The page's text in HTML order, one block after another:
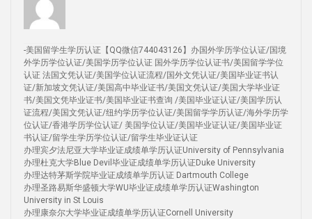
-美国留学生学历认证【QQ微信744043126】办国外学历学位认证/国境
外学历学位认证/美国学历学位认证 国外学历学位认证书/美国留学学位
认证 法国文凭认证/美国学位认证流程/国外文凭认证/美国毕业证书认
证/新加坡文凭认证/美国高中毕业证书/美国文凭认证/美国大学毕业证
书/美国文凭毕业证书/美国毕业证书查询 /美国毕业证认证/美国学历认
证流程/美国文凭认证/纽约学历学位认证/美国留学学历认证/海外学历学
位认证/香港学历学位认证/ 美国学位认证/美国毕业证认证/美国毕业证
书认证/留学生学历学位认证/留学生毕业证认证
办理宾夕法尼亚大学毕业证成绩单学历认证University of Pennsylvania
办理杜克大学Blue Devil毕业证成绩单学历认证Duke University
办理达特茅斯学院毕业证成绩单学历认证 Dartmouth College
办理圣路易斯华盛顿大学WU毕业证成绩单学历认证Washington
University in St Louis
办理康奈尔大学毕业证成绩单学历认证Cornell University